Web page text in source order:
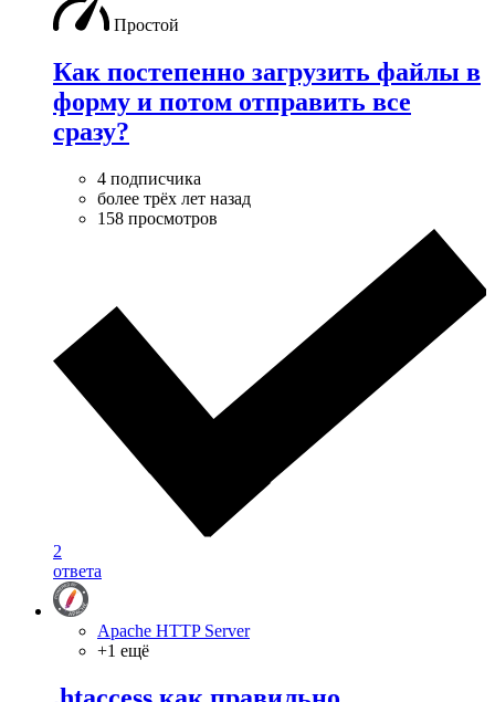
Простой
Как постепенно загрузить файлы в
форму и потом отправить все
сразу?
4 подписчика
более трёх лет назад
158 просмотров
2
ответа
Apache HTTP Server
+1 ещё